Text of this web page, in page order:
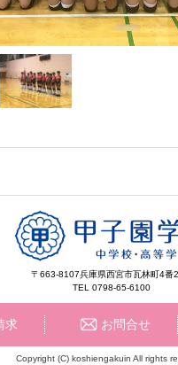
求 お問合せ
〒663-8107兵庫県西宮市瓦林町4番
TEL 0798-65-6100
Copyright (C) koshiengakuin All rights